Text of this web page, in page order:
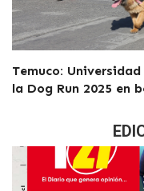
Temuco:
la Dog Run 2025 en